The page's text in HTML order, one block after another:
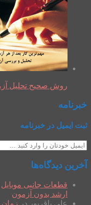
روش صحیح تحلیل
خبرنامه
ثبت ایمیل در خبرنامه
آخرین دیدگاه‌ها
قطعات جانبی موبایل
ارشد بدون آزمون
علی باقرپور در